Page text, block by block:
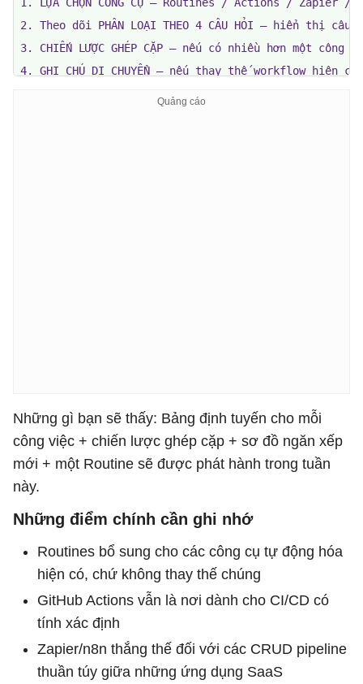
2. Theo dõi PHÂN LOẠI THEO 4 CÂU HỎI — hiển thị
3. CHIẾN LƯỢC GHÉP CẶP — nếu có nhiều hơn một
4. GHI CHÚ DI CHUYỂN — nếu thay thế workflow
Những gì bạn sẽ thấy: Bảng định tuyến cho mỗi
công việc + chiến lược ghép cặp + sơ đồ ngăn xếp
mới + một Routine sẽ được phát hành trong tuần
này.
Những điểm chính cần ghi nhớ
Routines bổ sung cho các công cụ tự động hóa
hiện có, chứ không thay thế chúng
GitHub Actions vẫn là nơi dành cho CI/CD có
tính xác định
Zapier/n8n thắng thế đối với các CRUD pipeline
thuần túy giữa những ứng dụng SaaS